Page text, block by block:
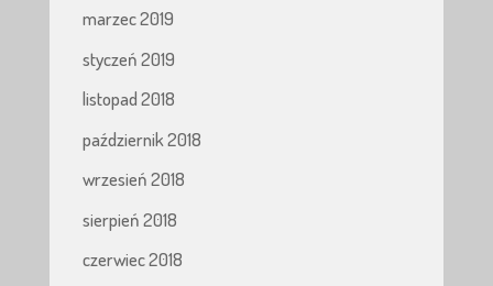
marzec 2019
styczeń 2019
listopad 2018
październik 2018
wrzesień 2018
sierpień 2018
czerwiec 2018